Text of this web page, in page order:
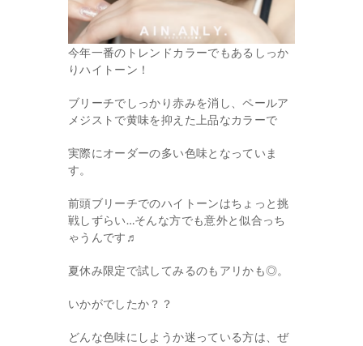
今年一番のトレンドカラーでもあるしっか
りハイトーン！
ブリーチでしっかり赤みを消し、ペールア
メジストで黄味を抑えた上品なカラーで
実際にオーダーの多い色味となっていま
す。
前頭ブリーチでのハイトーンはちょっと挑
戦しずらい…そんな方でも意外と似合っち
ゃうんです♬
夏休み限定で試してみるのもアリかも◎。
いかがでしたか？？
どんな色味にしようか迷っている方は、ぜ